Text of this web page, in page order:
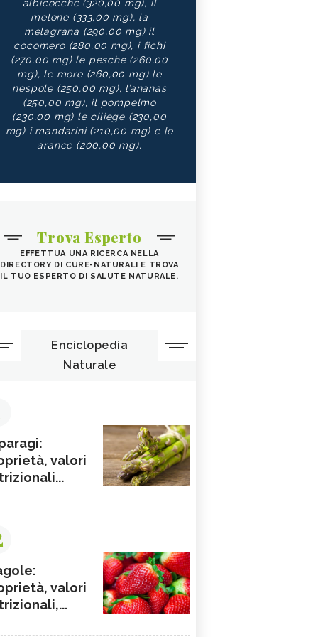
albicocche (320,00 mg), il
melone (333,00 mg), la
melagrana (290,00 mg) il
cocomero (280,00 mg), i fichi
(270,00 mg) le pesche (260,00
mg), le more (260,00 mg) le
nespole (250,00 mg), l’ananas
(250,00 mg), il pompelmo
(230,00 mg) le ciliege (230,00
mg) i mandarini (210,00 mg) e le
arance (200,00 mg).
Trova Esperto
EFFETTUA UNA RICERCA NELLA
DIRECTORY DI CURE-NATURALI E TROVA
IL TUO ESPERTO DI SALUTE NATURALE.
Enciclopedia
Naturale
valori
valori